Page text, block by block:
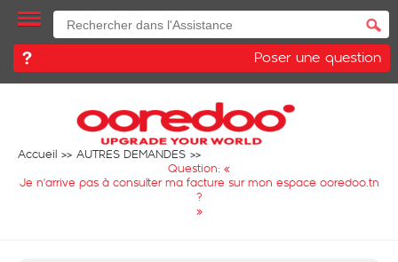
Poser une question
Accueil
AUTRES DEMANDES
Question: «
Je n'arrive pas à consulter ma facture sur mon espace ooredoo.tn
?
»